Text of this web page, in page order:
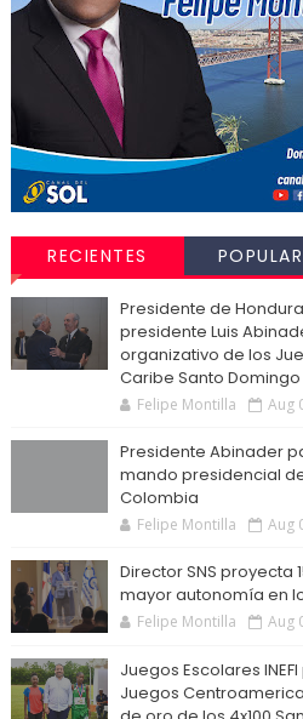
RECIENTES
Presidente de
presidente Luis
organizativo de los
Caribe Santo Domingo
Felipe Montilla Aug
Presidente Abinader
mando presidencial
Colombia
Felipe Montilla Aug
Director SNS proyecta
mayor autonomía en
Felipe Montilla Aug
Juegos Escolares
Juegos